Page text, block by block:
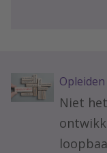
Niet